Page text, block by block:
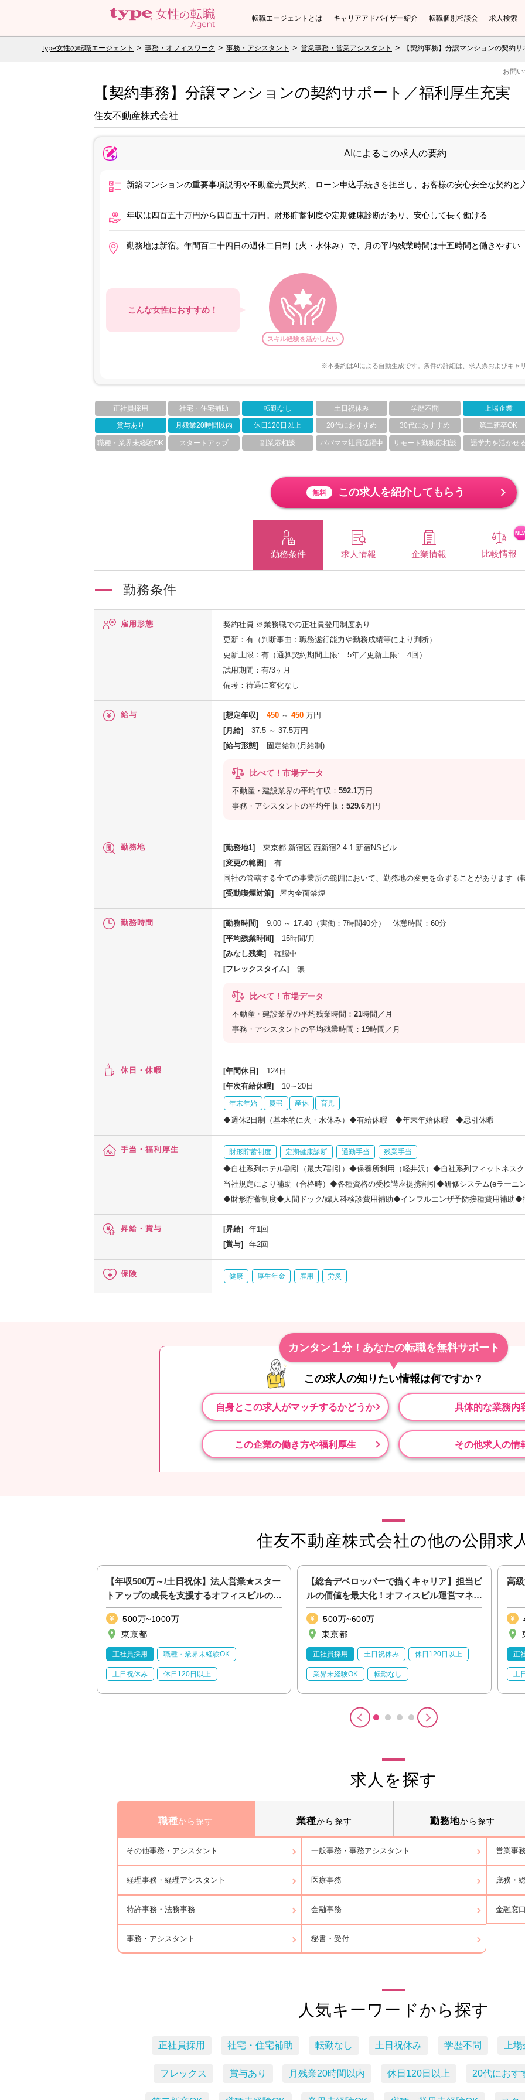
転職エージェントとは キャリアアドバイザー紹介 転職個別相談会 求人検索
type女性の転職エージェント 事務・オフィスワーク 事務・アシスタント 営業事務・営業アシスタント 【契約事務】分譲マンションの契約
お問
【契約事務】分譲マンションの契約サポート／福利厚生充実
住友不動産株式会社
AIによるこの求人の要約
新築マンションの重要事項説明や不動産売買契約、ローン申込手続きを担当し、お客様の安心安全な契約と
年収は四百五十万円から四百五十万円。財形貯蓄制度や定期健康診断があり、安心して長く働ける
勤務地は新宿。年間百二十四日の週休二日制（火・水休み）で、月の平均残業時間は十五時間と働きやすい
こんな女性におすすめ！
スキル経験を活かしたい
※本要約はAIによる自動生成です。条件の詳細は、求人票およびキャ
正社員採用 社宅・住宅補助 転勤なし 土日祝休み 学歴不問 上場企業
賞与あり 月残業20時間以内 休日120日以上 20代におすすめ 30代におすすめ 第二新卒OK
職種・業界未経験OK スタートアップ 副業応相談 パパママ社員活躍中 リモート勤務応相談 語学力を活かせ
無料 この求人を紹介してもらう
勤務条件 求人情報 企業情報 比較情報
勤務条件
雇用形態 契約社員 ※業務職での正社員登用制度あり
更新：有（判断事由：職務遂行能力や勤務成績等により判断）
更新上限：有（通算契約期間上限: 5年／更新上限: 4回）
試用期間：有/3ヶ月
備考：待遇に変化なし
給与 [想定年収] 450 ～ 450 万円
[月給]
37.5 ～ 37.5万円
[給与形態]
固定給制(月給制)
比べて！市場データ
不動産・建設業界の平均年収： 592.1万円
事務・アシスタントの平均年収： 529.6万円
勤務地 [勤務地1]
東京都 新宿区 西新宿2-4-1 新宿NSビル
[変更の範囲]
有
同社の管轄する全ての事業所の範囲において、勤務地の変更を命ずることがあります（
[受動喫煙対策]
屋内全面禁煙
勤務時間 [勤務時間]
9:00 ～ 17:40（実働：7時間40分） 休憩時間：60分
[平均残業時間]
15時間/月
[みなし残業]
確認中
[フレックスタイム]
無
比べて！市場データ
不動産・建設業界の平均残業時間： 21時間／月
事務・アシスタントの平均残業時間： 19時間／月
休日・休暇 [年間休日]
124日
[年次有給休暇]
10～20日
年末年始 慶弔 産休 育児
◆週休2日制（基本的に火・水休み）◆有給休暇 ◆年末年始休暇 ◆忌引休暇
手当・福利厚生 財形貯蓄制度 定期健康診断 通勤手当 残業手当
◆自社系列ホテル割引（最大7割引）◆保養所利用（軽井沢）◆自社系列フィットネス
当社規定により補助（合格時）◆各種資格の受検講座提携割引◆研修システム(eラー
◆財形貯蓄制度◆人間ドック/婦人科検診費用補助◆インフルエンザ予防接種費用補助◆
昇給・賞与 [昇給]
年1回
[賞与]
年2回
保険 健康 厚生年金 雇用 労災
カンタン 1分！あなたの転職を無料サポート
この求人の知りたい情報は何ですか？
自身とこの求人がマッチするかどうか 具体的な業務内
この企業の働き方や福利厚生 その他求人の情
住友不動産株式会社の他の公開求
【年収500万～/土日祝休】法人営業★スター
トアップの成長を支援するオフィスビルのご
提案をお任せ
500万~1000万
東京都
正社員採用 職種・業界未経験OK
土日祝休み 休日120日以上
月残業20時間以内
【総合デベロッパーで描くキャリア】担当ビ
ルの価値を最大化！オフィスビル運営マネー
ジャー/年収500万
500万~600万
東京都
正社員採用 土日祝休み 休日120日以上
業界未経験OK 転勤なし
高
正
土
月
求人を探す
職種から探す 業種から探す 勤務地から探す
その他事務・アシスタント 一般事務・事務アシスタント 営業事
経理事務・経理アシスタント 医療事務 庶務・
特許事務・法務事務 金融事務 金融窓
事務・アシスタント 秘書・受付
人気キーワードから探す
正社員採用 社宅・住宅補助 転勤なし 土日祝休み 学歴不問 上
フレックス 賞与あり 月残業20時間以内 休日120日以上 20代におす